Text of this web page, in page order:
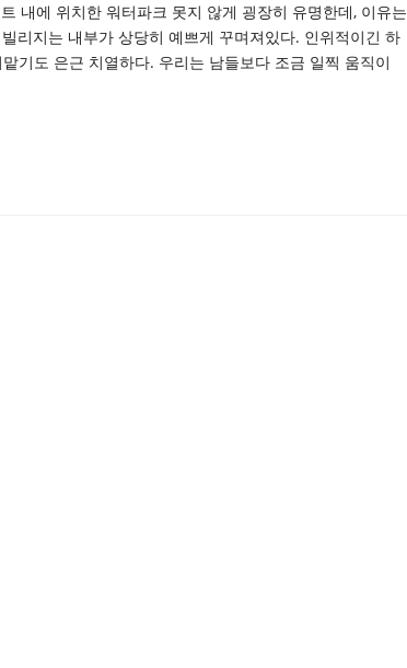
내에 위치한 워터파크 못지 않게 굉장히 유명한데, 이유는
리지는 내부가 상당히 예쁘게 꾸며져있다. 인위적이긴 하
기도 은근 치열하다. 우리는 남들보다 조금 일찍 움직이